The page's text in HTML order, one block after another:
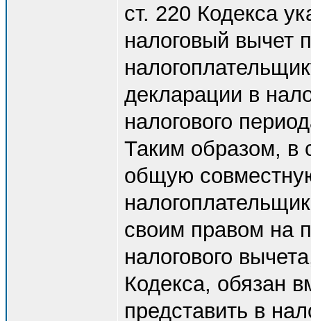
ст. 220 Кодекса
налоговый вычет
декларации в
налогового
Таким образом, в
общую
своим правом на
налогового
Кодекса, обязан
представить в